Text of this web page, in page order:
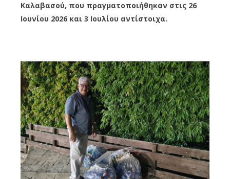
Καλαβασού, που πραγματοποιήθηκαν στις 26
Ιουνίου 2026 και 3 Ιουλίου αντίστοιχα.